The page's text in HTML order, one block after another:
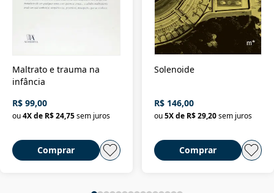
Maltrato e trauma na
infância
R$ 99,00
ou4X de R$ 24,75sem juros
Comprar
Solenoide
R$ 146,00
ou 5X de R$ 29,20 sem juros
Comprar